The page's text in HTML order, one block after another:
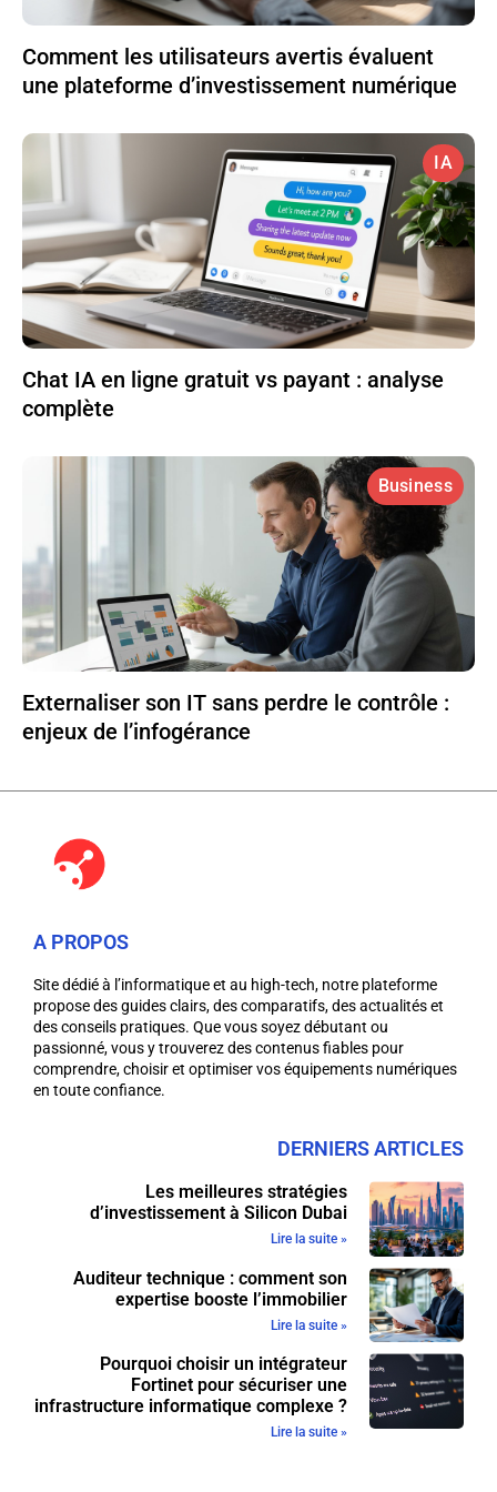
Comment les utilisateurs avertis évaluent
une plateforme d’investissement numérique
IA
Chat IA en ligne gratuit vs payant : analyse
complète
Business
Externaliser son IT sans perdre le contrôle :
enjeux de l’infogérance
A PROPOS
Site dédié à l’informatique et au high-tech, notre plateforme
propose des guides clairs, des comparatifs, des actualités et
des conseils pratiques. Que vous soyez débutant ou
passionné, vous y trouverez des contenus fiables pour
comprendre, choisir et optimiser vos équipements numériques
en toute confiance.
DERNIERS ARTICLES
Les meilleures stratégies
d’investissement à Silicon Dubai
Lire la suite »
Auditeur technique : comment son
expertise booste l’immobilier
Lire la suite »
Pourquoi choisir un intégrateur
Fortinet pour sécuriser une
infrastructure informatique complexe ?
Lire la suite »